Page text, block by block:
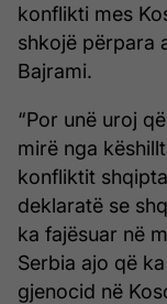
konflikti mes
shkojë përpara
Bajrami.
“Por unë uroj
mirë nga
konfliktit
deklaratë se
ka fajësuar në
Serbia ajo që
gjenocid në